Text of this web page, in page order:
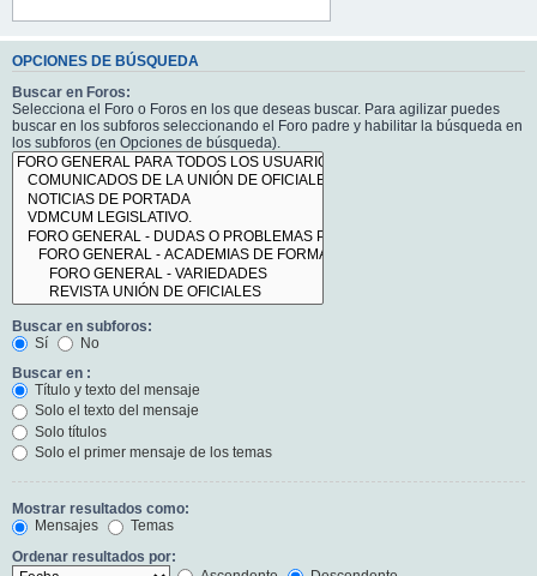
OPCIONES DE BÚSQUEDA
Buscar en Foros:
Selecciona el Foro o Foros en los que deseas buscar. Para agilizar puedes
buscar en los subforos seleccionando el Foro padre y habilitar la búsqueda en
los subforos (en Opciones de búsqueda).
Buscar en subforos:
Sí
No
Buscar en :
Título y texto del mensaje
Solo el texto del mensaje
Solo títulos
Solo el primer mensaje de los temas
Mostrar resultados como:
Mensajes
Temas
Ordenar resultados por: